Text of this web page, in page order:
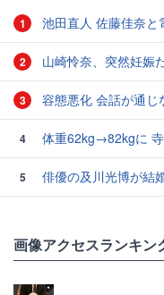
1 池田直人 佐藤佳奈と
2 山崎怜奈、突然妊娠
3 容態悪化 会話が通じ
4 体重62kg→82kgに
5
俳優の及川光博が結
画像アクセスランキン